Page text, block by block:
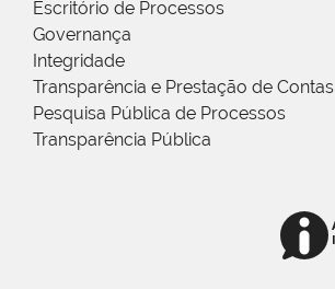
Escritório de Processos
Governança
Integridade
Transparência e Prestação de Contas
Pesquisa Pública de Processos
Transparência Pública